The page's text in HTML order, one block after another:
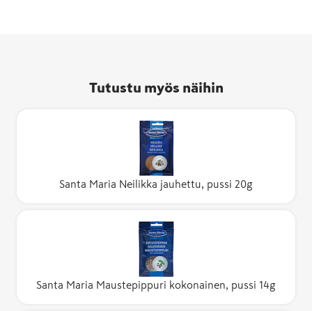
Tutustu myös näihin
Santa Maria Neilikka jauhettu, pussi 20g
Santa Maria Maustepippuri kokonainen, pussi 14g